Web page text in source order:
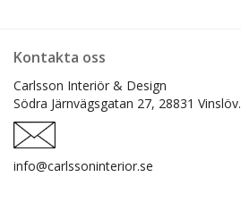
Kontakta oss
Carlsson Interiör & Design
Södra Järnvägsgatan 27, 28831 Vinslöv.
info@carlssoninterior.se